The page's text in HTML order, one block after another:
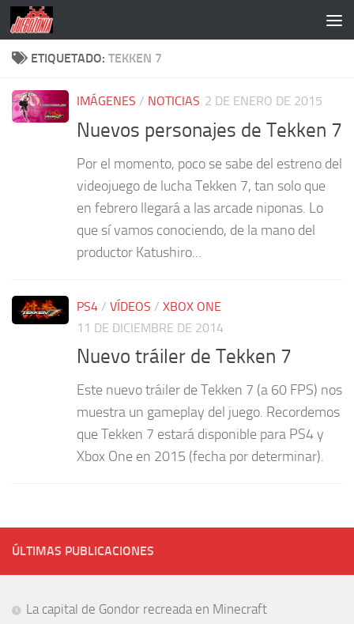
Saltar al contenido
ETIQUETADO: TEKKEN 7
IMÁGENES / NOTICIAS 2 DE ENERO DE 2015
Nuevos personajes de Tekken 7
Por el momento, poco se sabe del estreno del
videojuego de lucha Tekken 7, tan solo que
en febrero llegará a las arcade niponas. Lo
que sí vamos conociendo, de la mano del
productor Katushiro...
PS4 / VÍDEOS / XBOX ONE
11 DE DICIEMBRE DE 2014
Nuevo tráiler de Tekken 7
Este nuevo tráiler de Tekken 7 (a 60 FPS) nos
muestra un gameplay del juego. Recordemos
que Tekken 7 estará disponible para PS4 y
Xbox One en 2015 (fecha por determinar).
ÚLTIMAS PUBLICACIONES
La capital de Gondor recreada en Minecraft